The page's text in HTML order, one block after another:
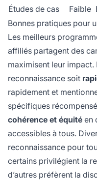
Études de cas Faible
Bonnes pratiques pour
Les meilleurs
affiliés partagent des
maximisent leur impact.
reconnaissance soit
rapidement et
spécifiques
cohérence et équité en
accessibles à tous.
reconnaissance pour
certains privilégient la
d’autres préfèrent la